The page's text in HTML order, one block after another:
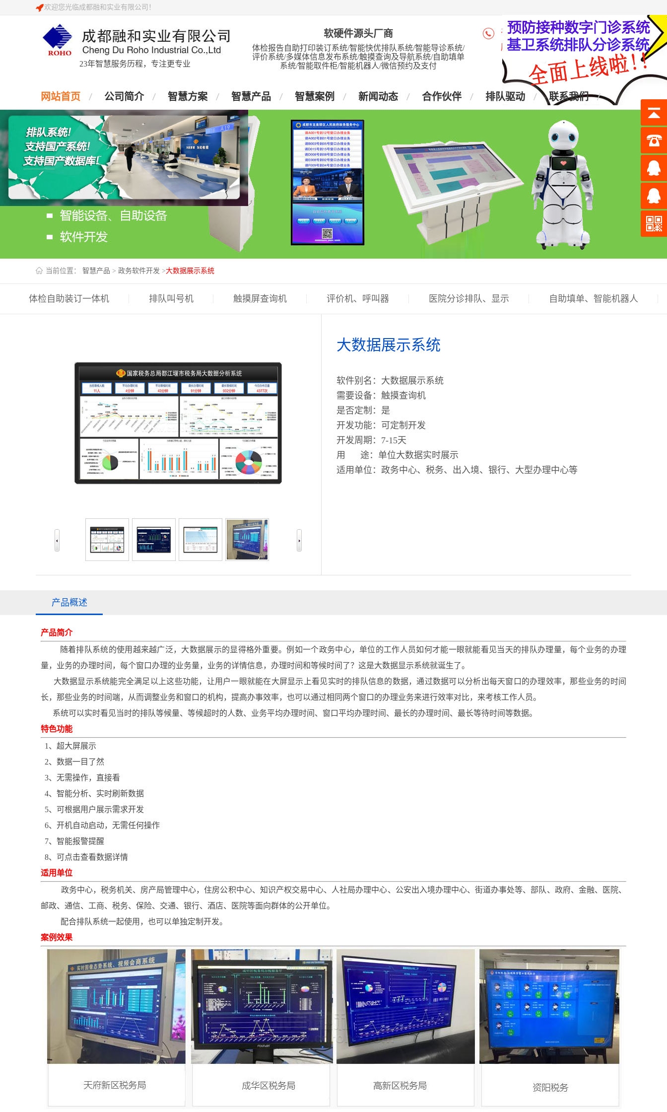
欢迎您光临成都融和实业有限公司！
23年智慧服务历程，专注更专业
软硬件源头厂商
体检报告自助打印装订系统/智能快优排队系统/智能导诊系统/
评价系统/多媒体信息发布系统/触摸查询及导航系统/自助填单
系统/智能取件柜/智能机器人/微信预约及支付
咨询热线：4006-028-965
座 机：028-87438905
网站首页 公司简介 智慧方案 智慧产品 智慧案例 新闻动态 合作伙伴 排队驱动 联系我们
当前位置： 智慧产品 > 政务软件开发 >大数据展示系统
体检自助装订一体机 排队叫号机 触摸屏查询机 评价机、呼叫器 医院分诊排队、显示 自助填单、智能机器人
政务软件开发
大数据展示系统
软件别名：大数据展示系统
需要设备：触摸查询机
是否定制：是
开发功能：可定制开发
开发周期：7-15天
用 途：单位大数据实时展示
适用单位：政务中心、税务、出入境、银行、大型办理中心等
产品概述
产品简介
随着排队系统的使用越来越广泛，大数据展示的显得格外重要。例如一个政务中心，单位的工作人员如何才能一眼就能看见当天的排队办理量，每个业务的办理
量，业务的办理时间，每个窗口办理的业务量，业务的详情信息，办理时间和等候时间了？这是大数据显示系统就诞生了。
大数据显示系统能完全满足以上这些功能，让用户一眼就能在大屏显示上看见实时的排队信息的数据，通过数据可以分析出每天窗口的办理效率，那些业务的时间
长，那些业务的时间端，从而调整业务和窗口的机构，提高办事效率，也可以通过相同两个窗口的办理业务来进行效率对比，来考核工作人员。
系统可以实时看见当时的排队等候量、等候超时的人数、业务平均办理时间、窗口平均办理时间、最长的办理时间、最长等待时间等数据。
特色功能
1、超大屏展示
2、数据一目了然
3、无需操作，直接看
4、智能分析、实时刷新数据
5、可根据用户展示需求开发
6、开机自动启动，无需任何操作
7、智能报警提醒
8、可点击查看数据详情
适用单位
政务中心，税务机关、房产局管理中心，住房公积中心、知识产权交易中心、人社局办理中心、公安出入境办理中心、街道办事处等、部队、政府、金融、医院、
邮政、通信、工商、税务、保险、交通、银行、酒店、医院等面向群体的公开单位。
配合排队系统一起使用，也可以单独定制开发。
案例效果